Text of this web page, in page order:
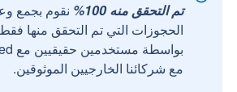
تم التحقق منه 100%
نقوم بجمع
الحجوزات التي تم التحقق منها
مع شركائنا الخارجيين الموثوقين.